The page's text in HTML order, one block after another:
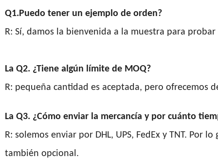
Q1.Puedo tener un ejemplo de orden?
R: Sí, damos la bienvenida a la muestra para
La Q2. ¿Tiene algún límite de MOQ?
R: pequeña cantidad es aceptada, pero ofrecemos
La Q3. ¿Cómo enviar la mercancía y por cuánto
R: solemos enviar por DHL, UPS, FedEx y TNT. Por
también opcional.